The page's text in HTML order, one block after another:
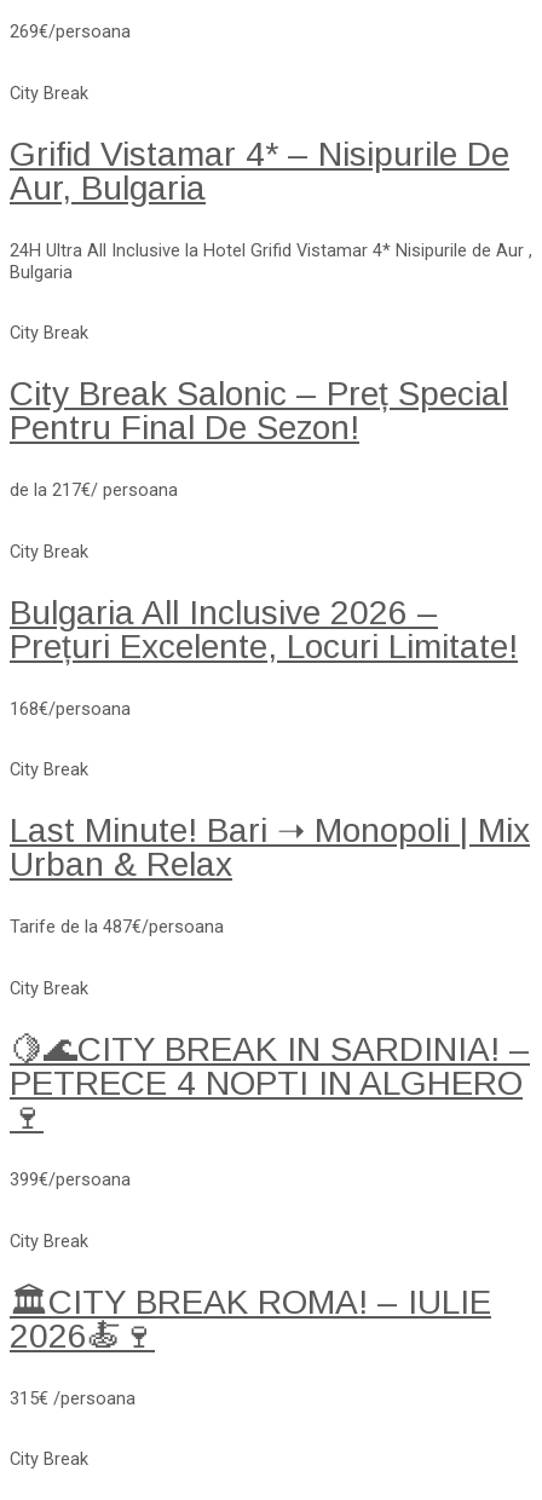
269€/persoana
City Break
Grifid Vistamar 4* – Nisipurile De
Aur, Bulgaria
24H Ultra All Inclusive la Hotel Grifid Vistamar 4* Nisipurile de Aur ,
Bulgaria
City Break
City Break Salonic – Preț Special
Pentru Final De Sezon!
de la 217€/ persoana
City Break
Bulgaria All Inclusive 2026 –
Prețuri Excelente, Locuri Limitate!
168€/persoana
City Break
Last Minute! Bari ➝ Monopoli | Mix
Urban & Relax
Tarife de la 487€/persoana
City Break
🍋🌊CITY BREAK IN SARDINIA! –
PETRECE 4 NOPTI IN ALGHERO
🍷
399€/persoana
City Break
🏛️CITY BREAK ROMA! – IULIE
2026🍝🍷
315€ /persoana
City Break